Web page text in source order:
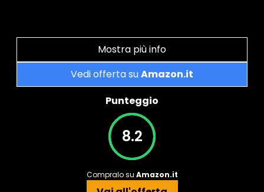
Mostra più info
Vedi offerta suAmazon.it
Punteggio
8.2
Compralo su Amazon.it